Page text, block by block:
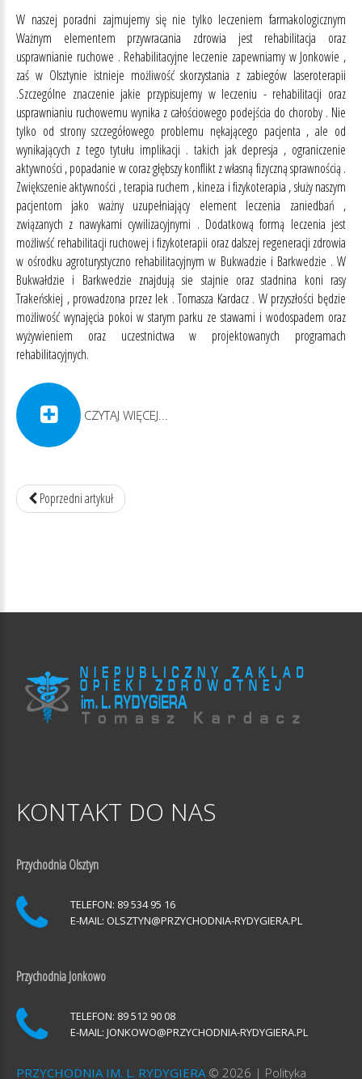
W naszej poradni zajmujemy się nie tylko leczeniem farmakologicznym
Ważnym elementem przywracania zdrowia jest rehabilitacja oraz
usprawnianie ruchowe . Rehabilitacyjne leczenie zapewniamy w Jonkowie ,
zaś w Olsztynie istnieje możliwość skorzystania z zabiegów laseroterapii
.Szczególne znaczenie jakie przypisujemy w leczeniu - rehabilitacji oraz
usprawnianiu ruchowemu wynika z całościowego podejścia do choroby . Nie
tylko od strony szczegółowego problemu nękającego pacjenta , ale od
wynikających z tego tytułu implikacji . takich jak depresja , ograniczenie
aktywności , popadanie w coraz głębszy konflikt z własną fizyczną sprawnością .
Zwiększenie aktywności , terapia ruchem , kineza i fizykoterapia , służy naszym
pacjentom jako ważny uzupełniający element leczenia zaniedbań ,
związanych z nawykami cywilizacyjnymi . Dodatkową formą leczenia jest
możliwść rehabilitacji ruchowej i fizykoterapii oraz dalszej regeneracji zdrowia
w ośrodku agroturystyczno rehabilitacyjnym w Bukwadzie i Barkwedzie . W
Bukwałdzie i Barkwedzie znajdują sie stajnie oraz stadnina koni rasy
Trakeńskiej , prowadzona przez lek . Tomasza Kardacz . W przyszłości będzie
możliwość wynajęcia pokoi w starym parku ze stawami i wodospadem oraz
wyżywieniem oraz uczestnictwa w projektowanych programach
rehabilitacyjnych.
CZYTAJ WIĘCEJ...
Poprzedni artykuł
KONTAKT DO NAS
Przychodnia Olsztyn
TELEFON: 89 534 95 16
E-MAIL: OLSZTYN@PRZYCHODNIA-RYDYGIERA.PL
Przychodnia Jonkowo
TELEFON: 89 512 90 08
E-MAIL: JONKOWO@PRZYCHODNIA-RYDYGIERA.PL
PRZYCHODNIA IM. L. RYDYGIERA © 2026 Polityka